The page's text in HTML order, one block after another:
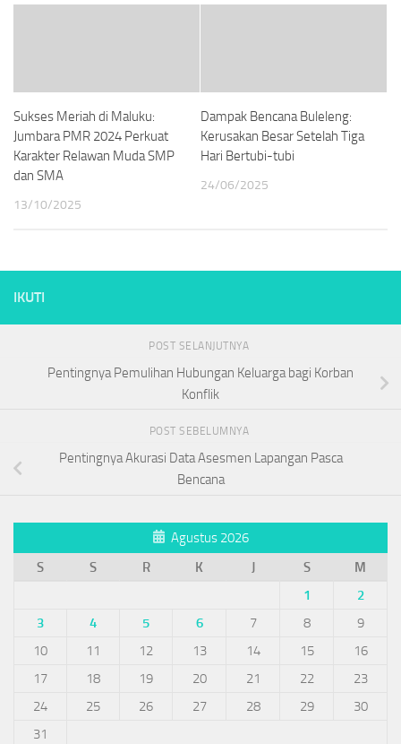
Sukses Meriah di Maluku:
Jumbara PMR 2024 Perkuat
Karakter Relawan Muda SMP
dan SMA
13/10/2025
Dampak Bencana Buleleng:
Kerusakan Besar Setelah Tiga
Hari Bertubi-tubi
24/06/2025
IKUTI
POST SELANJUTNYA
Pentingnya Pemulihan Hubungan Keluarga bagi Korban
Konflik
POST SEBELUMNYA
Pentingnya Akurasi Data Asesmen Lapangan Pasca
Bencana
Agustus 2026
S
S R K J S
M
1
2
3
4 5 6 7 8
9
10
11 12 13 14 15
16
17
18 19 20 21 22
23
24
25 26 27 28 29
30
31